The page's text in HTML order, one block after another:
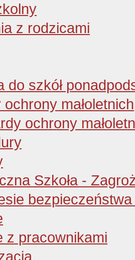
z rodzicami
do szkół
małoletnich
ochrony
Szkoła -
z pracownikami